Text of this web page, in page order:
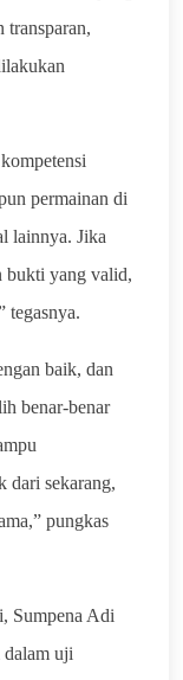
transparan,
permainan di
lainnya. Jika
bukti yang valid,
tegasnya.
baik, dan
benar-benar
dari sekarang,
pungkas
Sumpena Adi
dalam uji